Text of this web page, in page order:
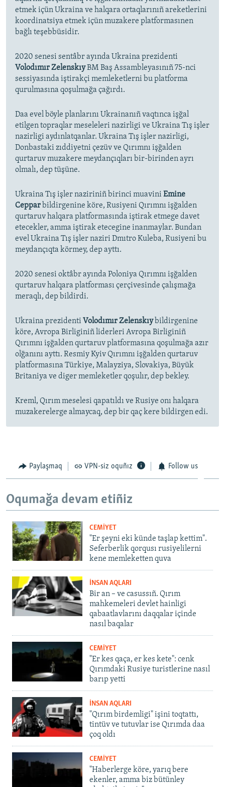
etmek içün Ukraina ve halqara ortaqlarınıñ areketlerini
koordinatsiya etmek içün muzakere platformasınen
bağlı teşebbüsidir.
2020 senesi sentâbr ayında Ukraina prezidenti
Volodımır ZelenskıyBM Baş Assambleyasınıñ 75-nci
sessiyasında iştirakçi memleketlerni bu platforma
qurulmasına qoşulmağa çağırdı.
Daa evel böyle planlarını Ukrainanıñ vaqtınca işğal
etilgen topraqlar meseleleri nazirligi ve Ukraina Tış işler
nazirligi aydınlatqanlar. Ukraina Tış işler nazirligi,
Donbastaki zıddiyetni çezüv ve Qırımnı işğalden
qurtaruv muzakere meydançıqları bir-birinden ayrı
olmalı, dep tüşüne.
Ukraina Tış işler naziriniñ birinci muavini Emine
Ceppar bildirgenine köre, Rusiyeni Qırımnı işğalden
qurtaruv halqara platformasında iştirak etmege davet
etecekler, amma iştirak etecegine inanmaylar. Bundan
evel Ukraina Tış işler naziri Dmıtro Kuleba, Rusiyeni bu
meydançıqta körmey, dep ayttı.
2020 senesi oktâbr ayında Poloniya Qırımnı işğalden
qurtaruv halqara platforması çerçivesinde çalışmağa
meraqlı, dep bildirdi.
Ukraina prezidenti Volodımır Zelenskıybildirgenine
köre, Avropa Birliginiñ liderleri Avropa Birliginiñ
Qırımnı işğalden qurtaruv platformasına qoşulmağa azır
olğanını ayttı. Resmiy Kyiv Qırımnı işğalden qurtaruv
platformasına Türkiye, Malayziya, Slovakiya, Büyük
Britaniya ve diger memleketler qoşulır, dep bekley.
Kreml, Qırım meselesi qapatıldı ve Rusiye onı halqara
muzakerelerge almaycaq, dep bir qaç kere bildirgen edi.
Paylaşmaq VPN-siz oquñız Follow us
Oqumağa devam etiñiz
CEMİYET
"Er şeyni eki künde taşlap kettim".
Seferberlik qorqusı rusiyelilerni
kene memleketten quva
İNSAN AQLARI
Bir an – ve casussıñ. Qırım
mahkemeleri devlet hainligi
qabaatlavlarını daqqalar içinde
nasıl baqalar
CEMİYET
"Er kes qaça, er kes kete": cenk
Qırımdaki Rusiye turistlerine nasıl
barıp yetti
İNSAN AQLARI
"Qırım birdemligi" işini toqtattı,
tintüv ve tutuvlar ise Qırımda daa
çoq oldı
CEMİYET
"Haberlerge köre, yarıq bere
ekenler, amma biz bütünley